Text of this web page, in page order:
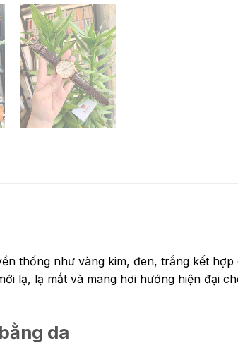
thống như vàng kim, đen, trắng kết
lạ, lạ mắt và mang hơi hướng hiện đại
da